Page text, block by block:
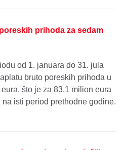
prihoda za sedam
od 1. januara do 31. jula
bruto poreskih prihoda u
što je za 83,1 milion eura
isti period prethodne godine.